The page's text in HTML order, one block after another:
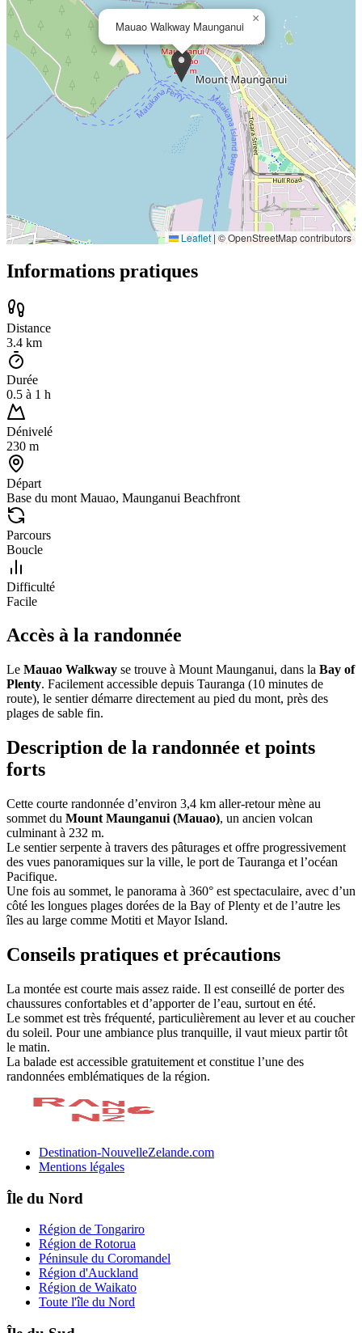
Mauao Walkway Maunganui
×
Leaflet | © OpenStreetMap contributors
Informations pratiques
Distance
3.4 km
Durée
0.5 à 1 h
Dénivelé
230 m
Départ
Base du mont Mauao, Maunganui Beachfront
Parcours
Boucle
Difficulté
Facile
Accès à la randonnée
Le Mauao Walkway se trouve à Mount Maunganui, dans la Bay of
Plenty. Facilement accessible depuis Tauranga (10 minutes de
route), le sentier démarre directement au pied du mont, près des
plages de sable fin.
Description de la randonnée et points
forts
Cette courte randonnée d’environ 3,4 km aller-retour mène au
sommet du Mount Maunganui (Mauao), un ancien volcan
culminant à 232 m.
Le sentier serpente à travers des pâturages et offre progressivement
des vues panoramiques sur la ville, le port de Tauranga et l’océan
Pacifique.
Une fois au sommet, le panorama à 360° est spectaculaire, avec d’un
côté les longues plages dorées de la Bay of Plenty et de l’autre les
îles au large comme Motiti et Mayor Island.
Conseils pratiques et précautions
La montée est courte mais assez raide. Il est conseillé de porter des
chaussures confortables et d’apporter de l’eau, surtout en été.
Le sommet est très fréquenté, particulièrement au lever et au coucher
du soleil. Pour une ambiance plus tranquille, il vaut mieux partir tôt
le matin.
La balade est accessible gratuitement et constitue l’une des
randonnées emblématiques de la région.
Destination-NouvelleZelande.com
Mentions légales
Île du Nord
Région de Tongariro
Région de Rotorua
Péninsule du Coromandel
Région d'Auckland
Région de Waikato
Toute l'île du Nord